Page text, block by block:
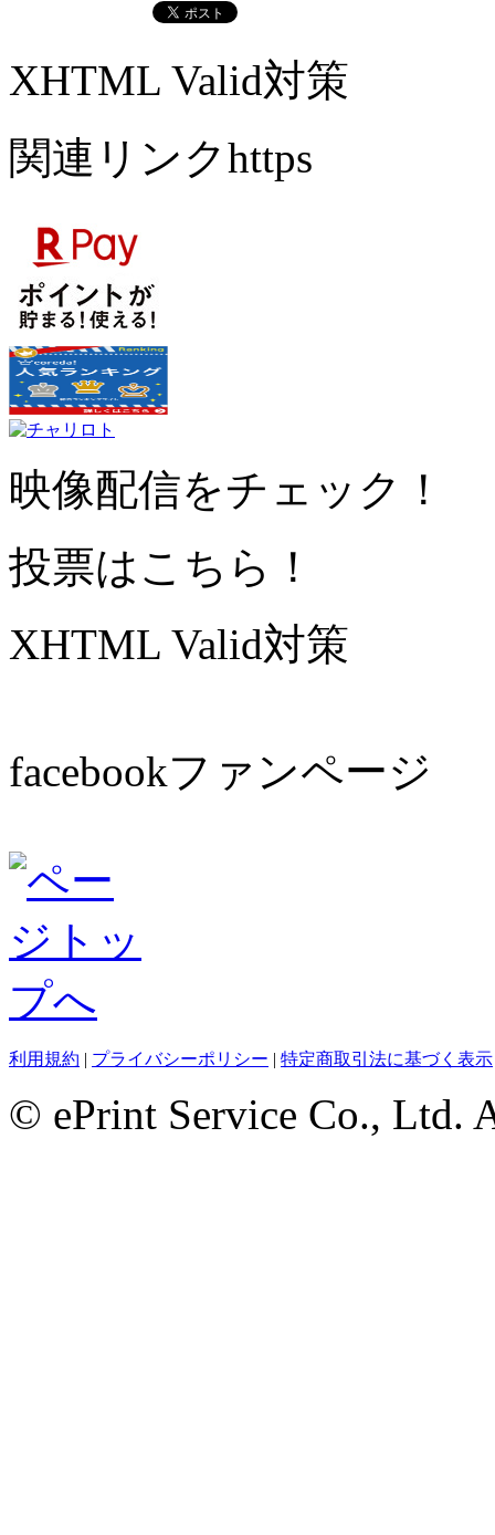
XHTML Valid対策
関連リンクhttps
映像配信をチェック！
投票はこちら！
XHTML Valid対策
facebookファンページ
利用規約 | プライバシーポリシー | 特定商取引法に基づく表示
© ePrint Service Co., Ltd.